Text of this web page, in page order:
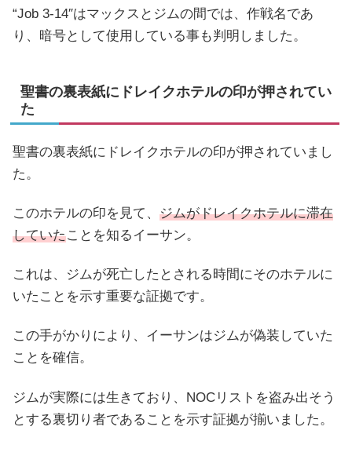
“Job 3-14″はマックスとジムの間では、作戦名であ
り、暗号として使用している事も判明しました。
聖書の裏表紙にドレイクホテルの印が押されてい
た
聖書の裏表紙にドレイクホテルの印が押されていまし
た。
このホテルの印を見て、 ジムがドレイクホテルに滞在
していたことを知るイーサン。
これは、ジムが死亡したとされる時間にそのホテルに
いたことを示す重要な証拠です。
この手がかりにより、イーサンはジムが偽装していた
ことを確信。
ジムが実際には生きており、NOCリストを盗み出そう
とする裏切り者であることを示す証拠が揃いました。